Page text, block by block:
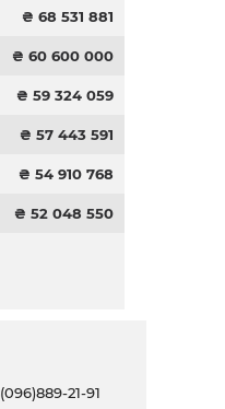
₴ 68 531 881
₴ 60 600 000
₴ 59 324 059
₴ 57 443 591
₴ 54 910 768
₴ 52 048 550
21-91